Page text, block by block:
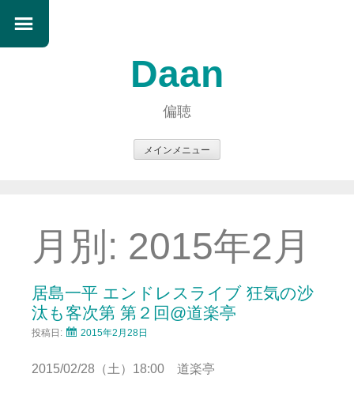
Daan
偏聴
メインメニュー
ン
ツ
へ
ス
キ
ッ
月別: 2015年2月
居島一平 エンドレスライブ 狂気の沙
汰も客次第 第２回@道楽亭
投稿日: 2015年2月28日
2015/02/28（土）18:00 道楽亭